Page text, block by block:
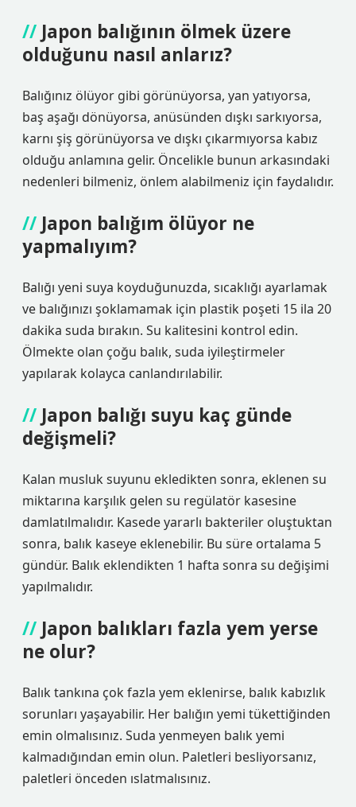
Japon balığının ölmek üzere
olduğunu nasıl anlarız?
Balığınız ölüyor gibi görünüyorsa, yan yatıyorsa,
baş aşağı dönüyorsa, anüsünden dışkı sarkıyorsa,
karnı şiş görünüyorsa ve dışkı çıkarmıyorsa kabız
olduğu anlamına gelir. Öncelikle bunun arkasındaki
nedenleri bilmeniz, önlem alabilmeniz için faydalıdır.
Japon balığım ölüyor ne
yapmalıyım?
Balığı yeni suya koyduğunuzda, sıcaklığı ayarlamak
ve balığınızı şoklamamak için plastik poşeti 15 ila 20
dakika suda bırakın. Su kalitesini kontrol edin.
Ölmekte olan çoğu balık, suda iyileştirmeler
yapılarak kolayca canlandırılabilir.
Japon balığı suyu kaç günde
değişmeli?
Kalan musluk suyunu ekledikten sonra, eklenen su
miktarına karşılık gelen su regülatör kasesine
damlatılmalıdır. Kasede yararlı bakteriler oluştuktan
sonra, balık kaseye eklenebilir. Bu süre ortalama 5
gündür. Balık eklendikten 1 hafta sonra su değişimi
yapılmalıdır.
Japon balıkları fazla yem yerse
ne olur?
Balık tankına çok fazla yem eklenirse, balık kabızlık
sorunları yaşayabilir. Her balığın yemi tükettiğinden
emin olmalısınız. Suda yenmeyen balık yemi
kalmadığından emin olun. Paletleri besliyorsanız,
paletleri önceden ıslatmalısınız.